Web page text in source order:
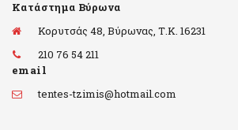
Κατάστημα Βύρωνα
Κορυτσάς 48, Βύρωνας, Τ.Κ. 16231
210 76 54 211
email
tentes-tzimis@hotmail.com